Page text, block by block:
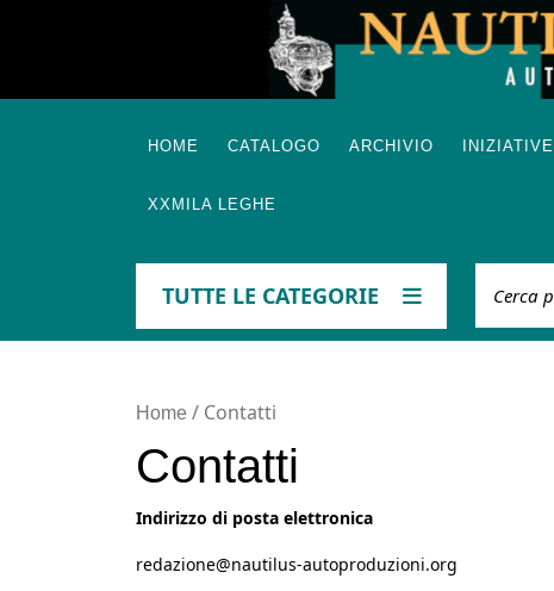
HOME CATALOGO ARCHIVIO INIZIATIVE
XXMILA LEGHE
TUTTE LE CATEGORIE
Home / Contatti
Contatti
Indirizzo di posta elettronica
redazione@nautilus-autoproduzioni.org